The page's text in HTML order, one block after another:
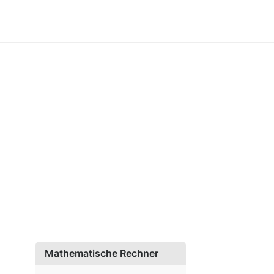
Mathematische Rechner